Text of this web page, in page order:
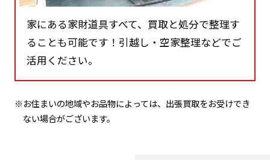
家にある家財道具すべて、買取と処分で整理す
ることも可能です！引越し・空家整理などでご
活用ください。
※お住まいの地域やお品物によっては、出張買取をお受けでき
ない場合がございます。